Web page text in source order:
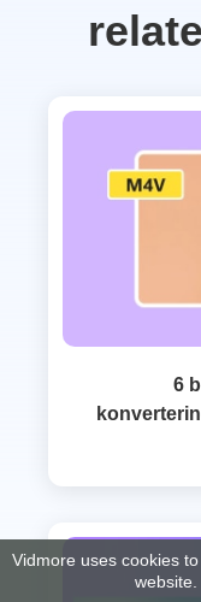
6
Vidmore uses cookies
website.